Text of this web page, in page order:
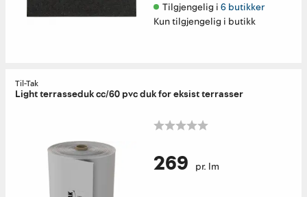
Tilgjengelig i 6 butikker
Kun tilgjengelig i butikk
Til-Tak
Light terrasseduk cc/60 pvc duk for eksist terrasser
269 pr. lm